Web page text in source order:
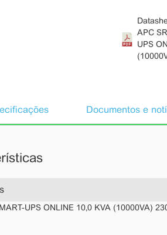
APC
UPS
Documentos e
UPS ONLINE 10,0 KVA (10000VA)